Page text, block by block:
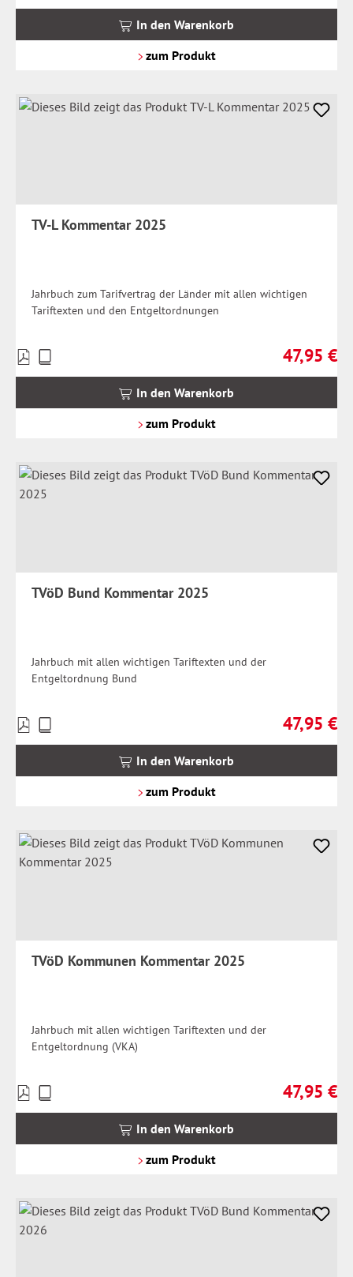
In den Warenkorb
zum Produkt
TV-L Kommentar 2025
Jahrbuch zum Tarifvertrag der Länder mit allen wichtigen
Tariftexten und den Entgeltordnungen
Regulärer
47,95 €
Preise
inkl.
In den Warenkorb
zum Produkt
TVöD Bund Kommentar 2025
Jahrbuch mit allen wichtigen Tariftexten und der
Entgeltordnung Bund
Regulärer
47,95 €
Preise
inkl.
In den Warenkorb
zum Produkt
TVöD Kommunen Kommentar 2025
Jahrbuch mit allen wichtigen Tariftexten und der
Entgeltordnung (VKA)
Regulärer
47,95 €
Preise
inkl.
In den Warenkorb
zum Produkt